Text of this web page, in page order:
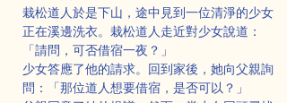
栽松道人於是下山，途中見到一位清淨的少女
正在溪邊洗衣。栽松道人走近對少女說道：
「請問，可否借宿一夜？」
少女答應了他的請求。回到家後，她向父親詢
問：「那位道人想要借宿，是否可以？」